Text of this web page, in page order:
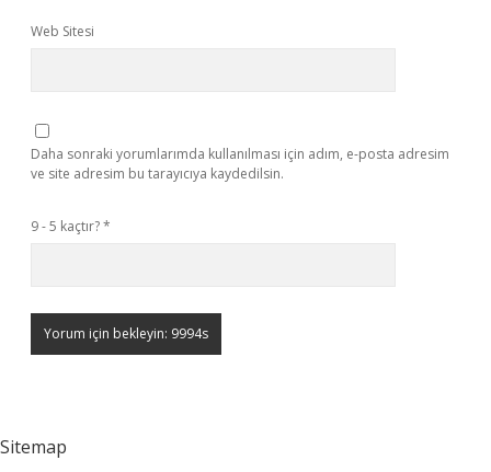
Web Sitesi
Daha sonraki yorumlarımda kullanılması için adım, e-posta adresim
ve site adresim bu tarayıcıya kaydedilsin.
9 - 5 kaçtır?*
Sitemap